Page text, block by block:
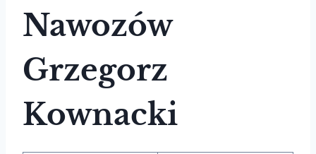
Nawozów
Grzegorz
Kownacki